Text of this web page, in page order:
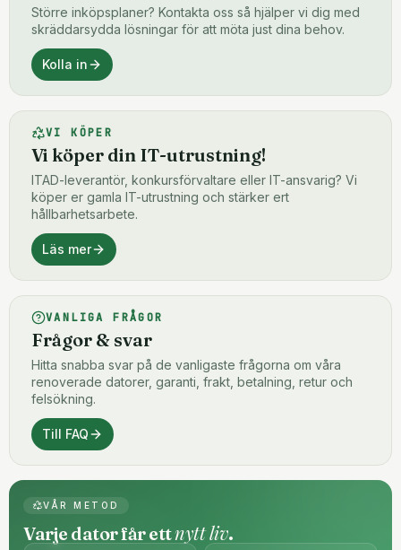
Större inköpsplaner? Kontakta oss så hjälper vi dig med
skräddarsydda lösningar för att möta just dina behov.
Kolla in
VI KÖPER
Vi köper din IT-utrustning!
ITAD-leverantör, konkursförvaltare eller IT-ansvarig? Vi
köper er gamla IT-utrustning och stärker ert
hållbarhetsarbete.
Läs mer
VANLIGA FRÅGOR
Frågor & svar
Hitta snabba svar på de vanligaste frågorna om våra
renoverade datorer, garanti, frakt, betalning, retur och
felsökning.
Till FAQ
VÅR METOD
Varje dator får ettnytt liv.